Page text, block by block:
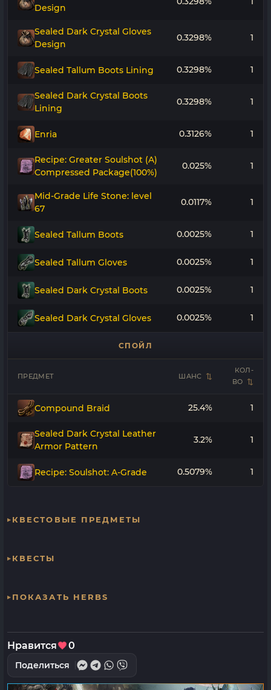
Design
Sealed Dark Crystal Gloves
Design
0.3298% 1
Sealed Tallum Boots Lining 0.3298% 1
Sealed Dark Crystal Boots
Lining
0.3298% 1
Enria 0.3126% 1
Recipe: Greater Soulshot (A)
Compressed Package(100%)
0.025% 1
Mid-Grade Life Stone: level
67
0.0117% 1
Sealed Tallum Boots 0.0025% 1
Sealed Tallum Gloves 0.0025% 1
Sealed Dark Crystal Boots 0.0025% 1
Sealed Dark Crystal Gloves 0.0025% 1
СПОЙЛ
ПРЕДМЕТ ШАНС
КОЛ-
ВО
Compound Braid 25.4% 1
Sealed Dark Crystal Leather
Armor Pattern
3.2% 1
Recipe: Soulshot: A-Grade 0.5079% 1
КВЕСТОВЫЕ ПРЕДМЕТЫ
КВЕСТЫ
ПОКАЗАТЬ HERBS
Нравится 0
Поделиться